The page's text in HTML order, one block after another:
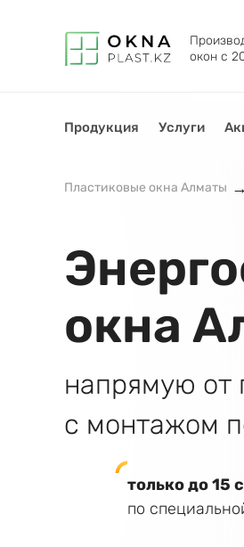
окон с
Продукция Услуги
Пластиковые окна Алматы
окна
напрямую от
с монтажом
только до 15
по